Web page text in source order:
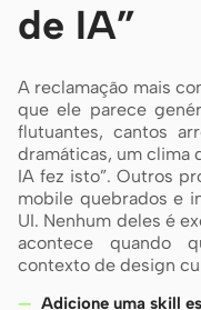
de IA”
A reclamação mais
que ele parece
flutuantes, cantos
dramáticas, um clima
IA fez isto”. Outros
mobile quebrados e
UI. Nenhum deles é
acontece quando
contexto de design
Adicione uma skill